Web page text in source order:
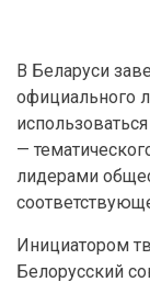
В Беларуси
официального
—
лидерами
Инициатором
Белорусский